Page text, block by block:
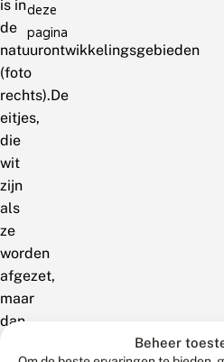
Beheer
is in
de
natuurontwikkelingsgebieden
(foto
rechts).De
eitjes,
die
wit
zijn
als
ze
worden
afgezet,
maar
dan
deze
pagina